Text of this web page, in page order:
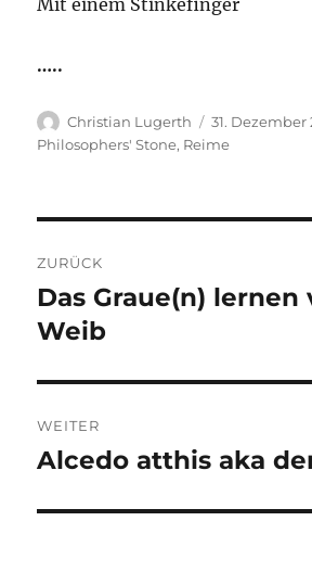
Mit einem Stinkefinger
…..
Autor
Christian Lugerth
Veröffentlicht
am
31. Dezember
Philosophers' Stone, Reime
ZURÜCK
Vorheriger
Beitrag:
Das Graue(n) lernen
Weib
WEITER
Nächster
Alcedo atthis aka